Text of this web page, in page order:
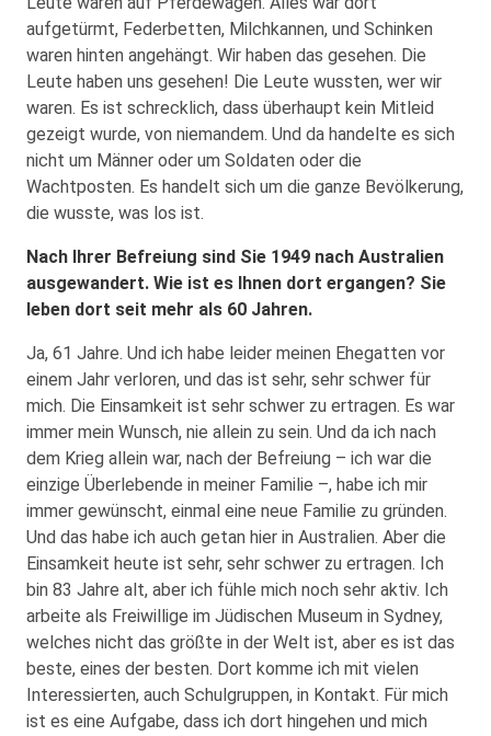
aufgetürmt, Federbetten, Milchkannen, und Schinken
waren hinten angehängt. Wir haben das gesehen. Die
Leute haben uns gesehen! Die Leute wussten, wer wir
waren. Es ist schrecklich, dass überhaupt kein Mitleid
gezeigt wurde, von niemandem. Und da handelte es sich
nicht um Männer oder um Soldaten oder die
Wachtposten. Es handelt sich um die ganze Bevölkerung,
die wusste, was los ist.
Nach Ihrer Befreiung sind Sie 1949 nach Aus­tralien
ausgewandert. Wie ist es Ihnen dort ergangen? Sie
leben dort seit mehr als 60 Jahren.
Ja, 61 Jahre. Und ich habe leider meinen Ehegatten vor
einem Jahr verloren, und das ist sehr, sehr schwer für
mich. Die Einsamkeit ist sehr schwer zu ertragen. Es war
immer mein Wunsch, nie allein zu sein. Und da ich nach
dem Krieg allein war, nach der Befreiung – ich war die
einzige Überlebende in meiner Familie –, habe ich mir
immer gewünscht, einmal eine neue Familie zu gründen.
Und das habe ich auch getan hier in Australien. Aber die
Einsamkeit heute ist sehr, sehr schwer zu ertragen. Ich
bin 83 Jahre alt, aber ich fühle mich noch sehr aktiv. Ich
arbeite als Freiwillige im Jüdischen Museum in Sydney,
welches nicht das größte in der Welt ist, aber es ist das
beste, eines der besten. Dort komme ich mit vielen
Interessierten, auch Schulgruppen, in Kontakt. Für mich
ist es eine Aufgabe, dass ich dort hingehen und mich